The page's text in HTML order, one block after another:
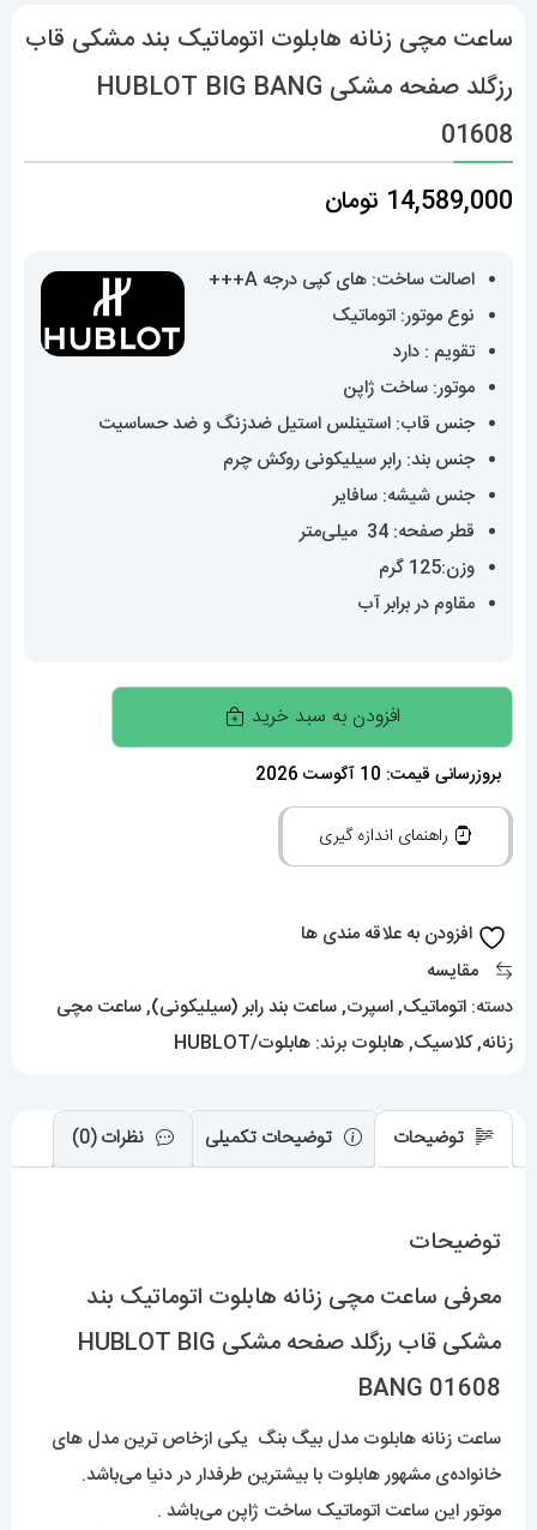
ساعت مچی زنانه هابلوت اتوماتیک بند مشکی قاب
رزگلد صفحه مشکی HUBLOT BIG BANG
01608
14,589,000 تومان
اصالت ساخت: های کپی درجه A+++
نوع موتور: اتوماتیک
تقویم : دارد
موتور: ساخت ژاپن
جنس قاب: استینلس استیل ضدزنگ و ضد حساسیت
جنس بند: رابر سیلیکونی روکش چرم
جنس شیشه: سافایر
قطر صفحه: 34 میلی‌متر
وزن:125 گرم
مقاوم در برابر آب
ساعت
مچی
زنانه
هابلوت
اتوماتیک
قاب
مشکی
BIG
BANG
عدد
افزودن به سبد خرید
بروزرسانی قیمت: 10 آگوست 2026
راهنمای اندازه گیری
افزودن به علاقه مندی ها
مقایسه
دسته: اتوماتیک,اسپرت,ساعت بند رابر (سیلیکونی),ساعت مچی
زنانه,کلاسیک,هابلوت برند: هابلوت/HUBLOT
توضیحات توضیحات تکمیلی نظرات (0)
توضیحات
معرفی ساعت مچی زنانه هابلوت اتوماتیک بند
مشکی قاب رزگلد صفحه مشکی HUBLOT BIG
BANG 01608
ساعت زنانه هابلوت مدل بیگ بنگ یکی ازخاص ترین مدل های
خانواده‌ی مشهور هابلوت با بیشترین طرفدار در دنیا می‌باشد.
موتور این ساعت اتوماتیک ساخت ژاپن می‌باشد .